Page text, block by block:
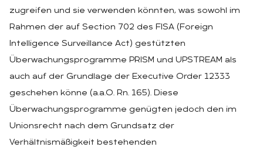
zugreifen und sie verwenden könnten, was sowohl im
Rahmen der auf Section 702 des FISA (Foreign
Intelligence Surveillance Act) gestützten
Überwachungsprogramme PRISM und UPSTREAM als
auch auf der Grundlage der Executive Order 12333
geschehen könne (a.a.O. Rn. 165). Diese
Überwachungsprogramme genügten jedoch den im
Unionsrecht nach dem Grundsatz der
Verhältnismäßigkeit bestehenden